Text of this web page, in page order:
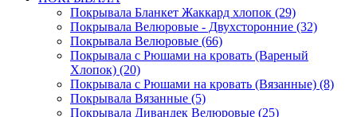
Покрывала Бланкет Жаккард хлопок (29)
Покрывала Велюровые - Двухсторонние (32)
Покрывала Велюровые (66)
Покрывала с Рюшами на кровать (Вареный
Хлопок) (20)
Покрывала с Рюшами на кровать (Вязанные) (8)
Покрывала Вязанные (5)
Покрывала Дивандек Велюровые (25)